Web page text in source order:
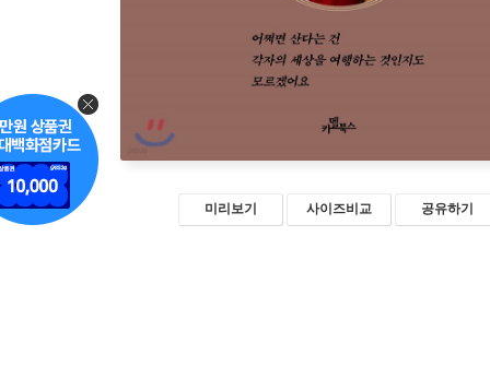
미리보기 사이즈비교 공유하기